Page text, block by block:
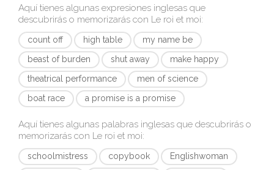
Aquí tienes algunas expresiones inglesas que
descubrirás o memorizarás con Le roi et moi:
count off high table
my name be
beast of burden
shut away
make happy
theatrical performance
men of science
boat race
a promise is a promise
Aquí tienes algunas palabras inglesas que descubrirás o
memorizarás con Le roi et moi:
schoolmistress copybook
Englishwoman